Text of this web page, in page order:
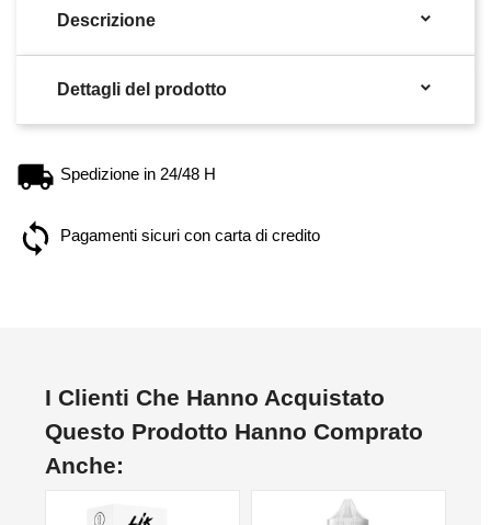
Descrizione 
Dettagli del prodotto 
Spedizione in 24/48 H
Pagamenti sicuri con carta di credito
I Clienti Che Hanno Acquistato
Questo Prodotto Hanno Comprato
Anche:
NON DISPONIBILE